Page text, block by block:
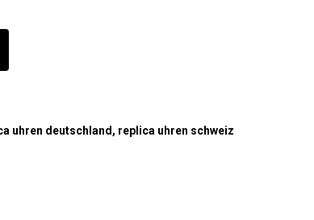
uhren deutschland , replica uhren schweiz